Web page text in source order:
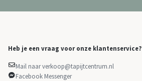
Heb je een vraag voor onze klantenservice?
Mail naar verkoop@tapijtcentrum.nl
Facebook Messenger